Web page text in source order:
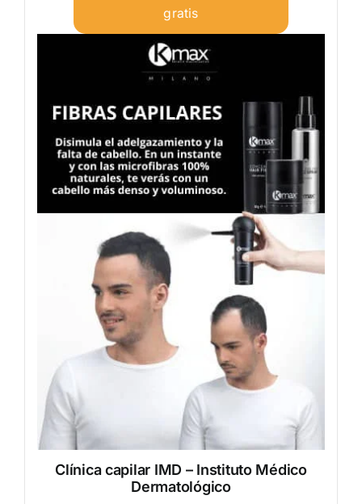
gratis
Clínica capilar IMD – Instituto Médico
Dermatológico